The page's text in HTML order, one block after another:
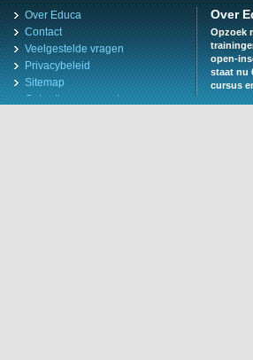
Over Educa
Contact
Veelgestelde vragen
Privacybeleid
Sitemap
Gebruiksvoorwaarden
Over
Opzoek
open-
staat nu
cursus